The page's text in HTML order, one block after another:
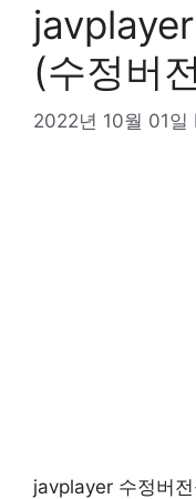
(수정버
2022년 10월 01일
javplayer 수정버